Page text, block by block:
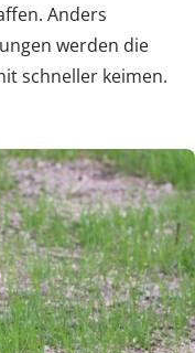
Anders
werden die
schneller keimen.